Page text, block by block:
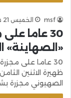
msf الخميس 21 صفر 1442هـ 8-10-2020م
30 عاما
«الصهاينة»
30 عاما على
الصهيوني مجزرة